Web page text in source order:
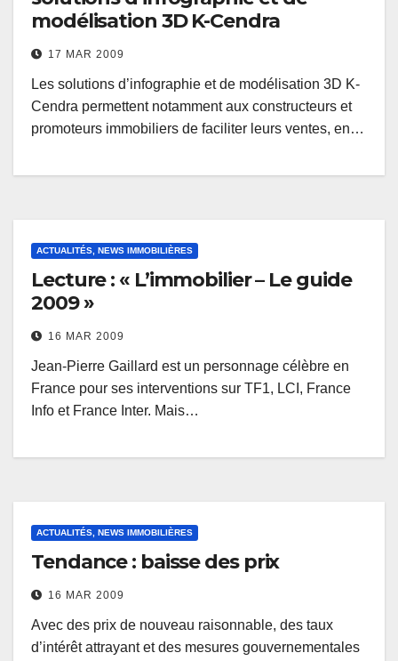
modélisation 3D K-Cendra
17 MAR 2009
Les solutions d’infographie et de modélisation 3D K-
Cendra permettent notamment aux constructeurs et
promoteurs immobiliers de faciliter leurs ventes, en…
ACTUALITÉS, NEWS IMMOBILIÈRES
Lecture : « L’immobilier – Le guide
2009 »
16 MAR 2009
Jean-Pierre Gaillard est un personnage célèbre en
France pour ses interventions sur TF1, LCI, France
Info et France Inter. Mais…
ACTUALITÉS, NEWS IMMOBILIÈRES
Tendance : baisse des prix
16 MAR 2009
Avec des prix de nouveau raisonnable, des taux
d’intérêt attrayant et des mesures gouvernementales